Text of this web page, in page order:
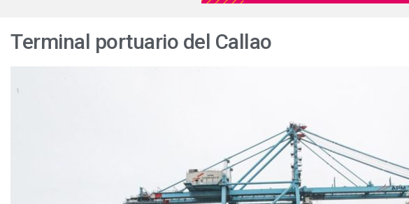
Terminal portuario del Callao
actividades